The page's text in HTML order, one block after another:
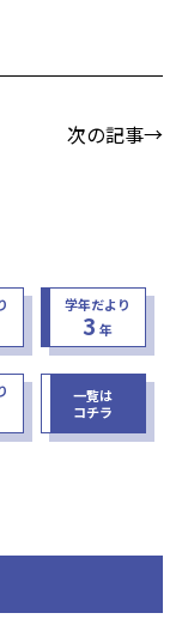
次の記事→
学年だより
3 年
一覧は
コチラ